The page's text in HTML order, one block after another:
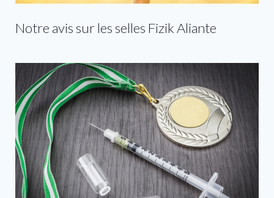
Notre avis sur les selles Fizik Aliante